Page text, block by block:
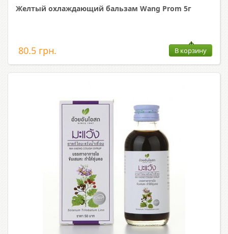
Желтый охлаждающий бальзам Wang Prom 5г
80.5 грн. В корзину